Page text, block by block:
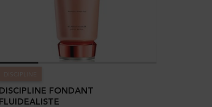
DISCIPLINE FONDANT
FLUIDEALISTE